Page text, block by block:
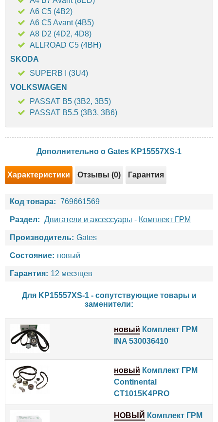
A6 C5 (4B2)
A6 C5 Avant (4B5)
A8 D2 (4D2, 4D8)
ALLROAD C5 (4BH)
SKODA
SUPERB I (3U4)
VOLKSWAGEN
PASSAT B5 (3B2, 3B5)
PASSAT B5.5 (3B3, 3B6)
Дополнительно о Gates KP15557XS-1
Характеристики Отзывы (0) Гарантия
Код товара: 769661569
Раздел: Двигатели и аксессуары - Комплект ГРМ
Производитель: Gates
Состояние: новый
Гарантия: 12 месяцев
Для KP15557XS-1 - сопутствующие товары и
заменители:
новый Комплект ГРМ
INA 530036410
новый Комплект ГРМ
Continental
CT1015K4PRO
НОВЫЙ Комплект ГРМ